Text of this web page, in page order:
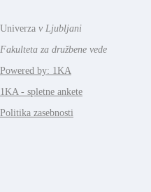
Univerza v Ljubljani
Fakulteta za družbene vede
Powered by: 1KA
1KA - spletne ankete
Politika zasebnosti